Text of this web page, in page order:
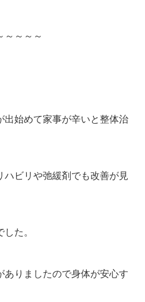
～～～～
出始めて家事が辛いと整体治
ハビリや弛緩剤でも改善が見
た。
りましたので身体が安心す